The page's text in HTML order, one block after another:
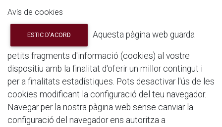
Avís de cookies
ESTIC D'ACORD Aquesta pàgina web guarda
petits fragments d'informació (cookies) al vostre
dispositiu amb la finalitat d'oferir un millor contingut i
per a finalitats estadístiques. Pots desactivar l'ús de les
cookies modificant la configuració del teu navegador.
Navegar per la nostra pàgina web sense canviar la
configuració del navegador ens autoritza a